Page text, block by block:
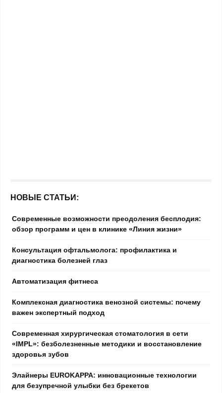
НОВЫЕ СТАТЬИ:
Современные возможности преодоления бесплодия:
обзор программ и цен в клинике «Линия жизни»
Консультация офтальмолога: профилактика и
диагностика болезней глаз
Автоматизация фитнеса
Комплексная диагностика венозной системы: почему
важен экспертный подход
Современная хирургическая стоматология в сети
«IMPL»: безболезненные методики и восстановление
здоровья зубов
Элайнеры EUROKAPPA: инновационные технологии
для безупречной улыбки без брекетов